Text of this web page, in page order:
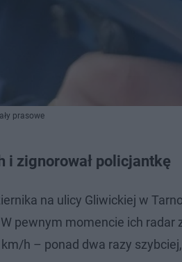
prasowe
i zignorował policjantkę
na ulicy Gliwickiej w
pewnym momencie ich radar
h – ponad dwa razy